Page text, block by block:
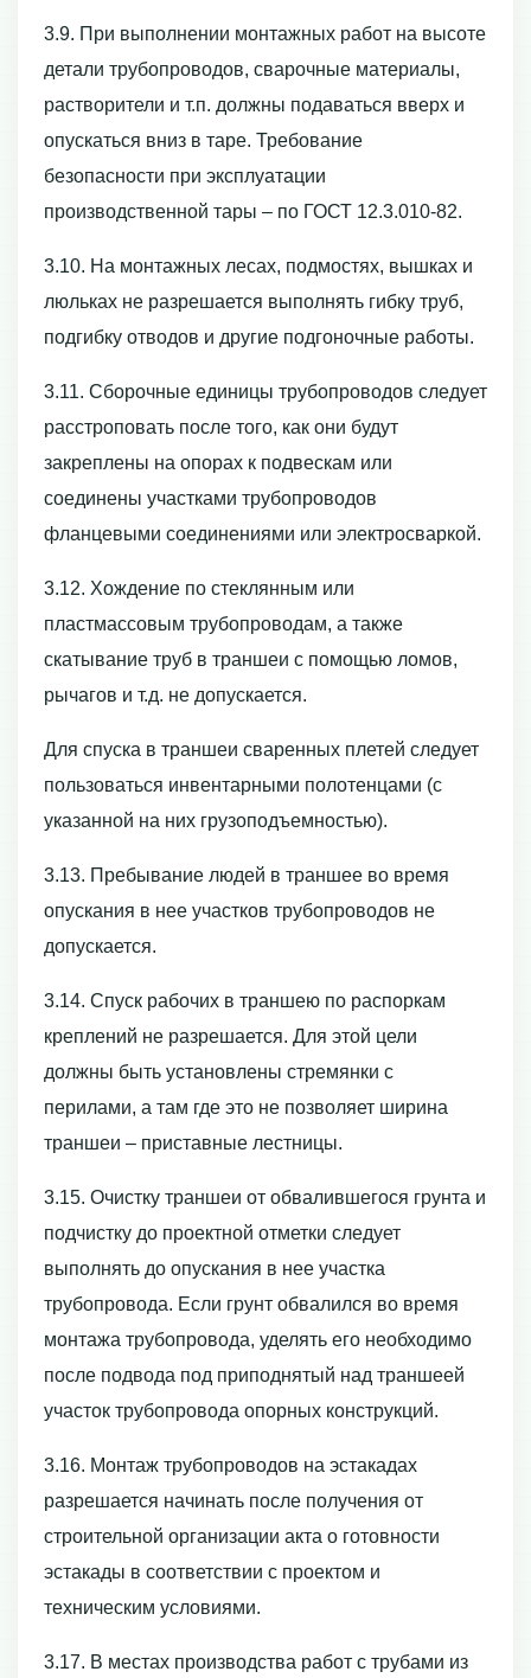
3.9. При выполнении монтажных работ на высоте
детали трубопроводов, сварочные материалы,
растворители и т.п. должны подаваться вверх и
опускаться вниз в таре. Требование
безопасности при эксплуатации
производственной тары – по ГОСТ 12.3.010-82.
3.10. На монтажных лесах, подмостях, вышках и
люльках не разрешается выполнять гибку труб,
подгибку отводов и другие подгоночные работы.
3.11. Сборочные единицы трубопроводов следует
расстроповать после того, как они будут
закреплены на опорах к подвескам или
соединены участками трубопроводов
фланцевыми соединениями или электросваркой.
3.12. Хождение по стеклянным или
пластмассовым трубопроводам, а также
скатывание труб в траншеи с помощью ломов,
рычагов и т.д. не допускается.
Для спуска в траншеи сваренных плетей следует
пользоваться инвентарными полотенцами (с
указанной на них грузоподъемностью).
3.13. Пребывание людей в траншее во время
опускания в нее участков трубопроводов не
допускается.
3.14. Спуск рабочих в траншею по распоркам
креплений не разрешается. Для этой цели
должны быть установлены стремянки с
перилами, а там где это не позволяет ширина
траншеи – приставные лестницы.
3.15. Очистку траншеи от обвалившегося грунта и
подчистку до проектной отметки следует
выполнять до опускания в нее участка
трубопровода. Если грунт обвалился во время
монтажа трубопровода, уделять его необходимо
после подвода под приподнятый над траншеей
участок трубопровода опорных конструкций.
3.16. Монтаж трубопроводов на эстакадах
разрешается начинать после получения от
строительной организации акта о готовности
эстакады в соответствии с проектом и
техническим условиями.
3.17. В местах производства работ с трубами из